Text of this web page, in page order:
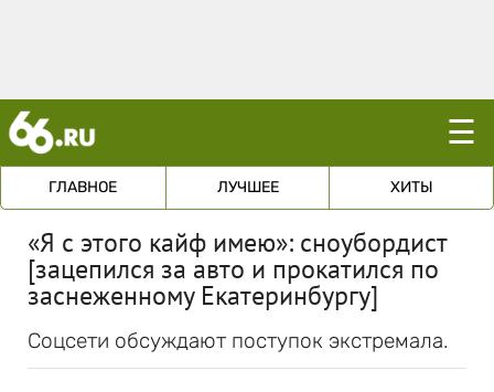
☰
ГЛАВНОЕ ЛУЧШЕЕ ХИТЫ
«Я с этого кайф имею»: сноубордист
[зацепился за авто и прокатился по
заснеженному Екатеринбургу]
Соцсети обсуждают поступок экстремала.